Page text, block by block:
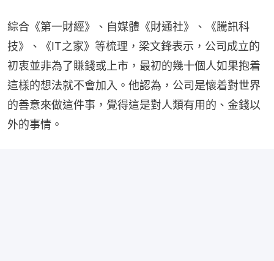
綜合《第一財經》、自媒體《財通社》、《騰訊科
技》、《IT之家》等梳理，梁文鋒表示，公司成立的
初衷並非為了賺錢或上市，最初的幾十個人如果抱着
這樣的想法就不會加入。他認為，公司是懷着對世界
的善意來做這件事，覺得這是對人類有用的、金錢以
外的事情。